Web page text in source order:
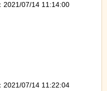
2021/07/14 11:14:00
2021/07/14 11:22:04